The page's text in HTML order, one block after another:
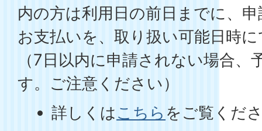
内の方は利用日の前日までに、
お支払いを、取り扱い可能日時
（7日以内に申請されない場合
す。ご注意ください）
詳しくはこちら をご覧くだ